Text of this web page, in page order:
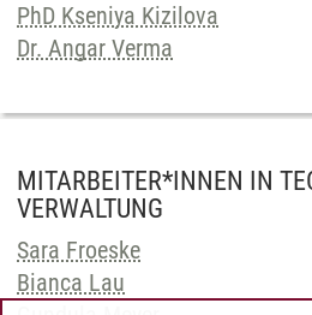
PhD Kseniya Kizilova
Dr. Angar Verma
MITARBEITER*INNEN IN
VERWALTUNG
Sara Froeske
Bianca Lau